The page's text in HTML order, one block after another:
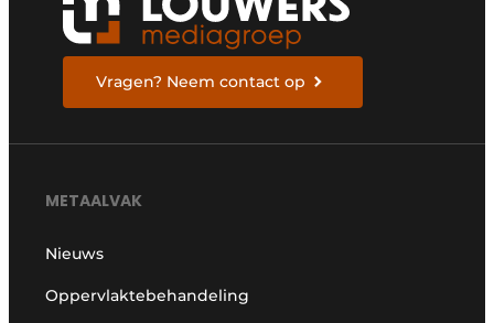
Vragen? Neem contact op
METAALVAK
Nieuws
Oppervlaktebehandeling